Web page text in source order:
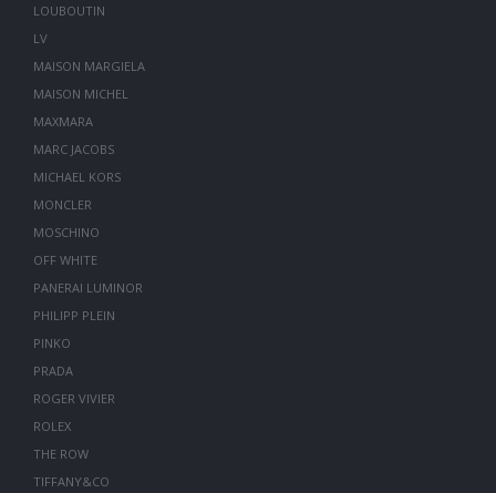
LOUBOUTIN
LV
MAISON MARGIELA
MAISON MICHEL
MAXMARA
MARC JACOBS
MICHAEL KORS
MONCLER
MOSCHINO
OFF WHITE
PANERAI LUMINOR
PHILIPP PLEIN
PINKO
PRADA
ROGER VIVIER
ROLEX
THE ROW
TIFFANY&CO